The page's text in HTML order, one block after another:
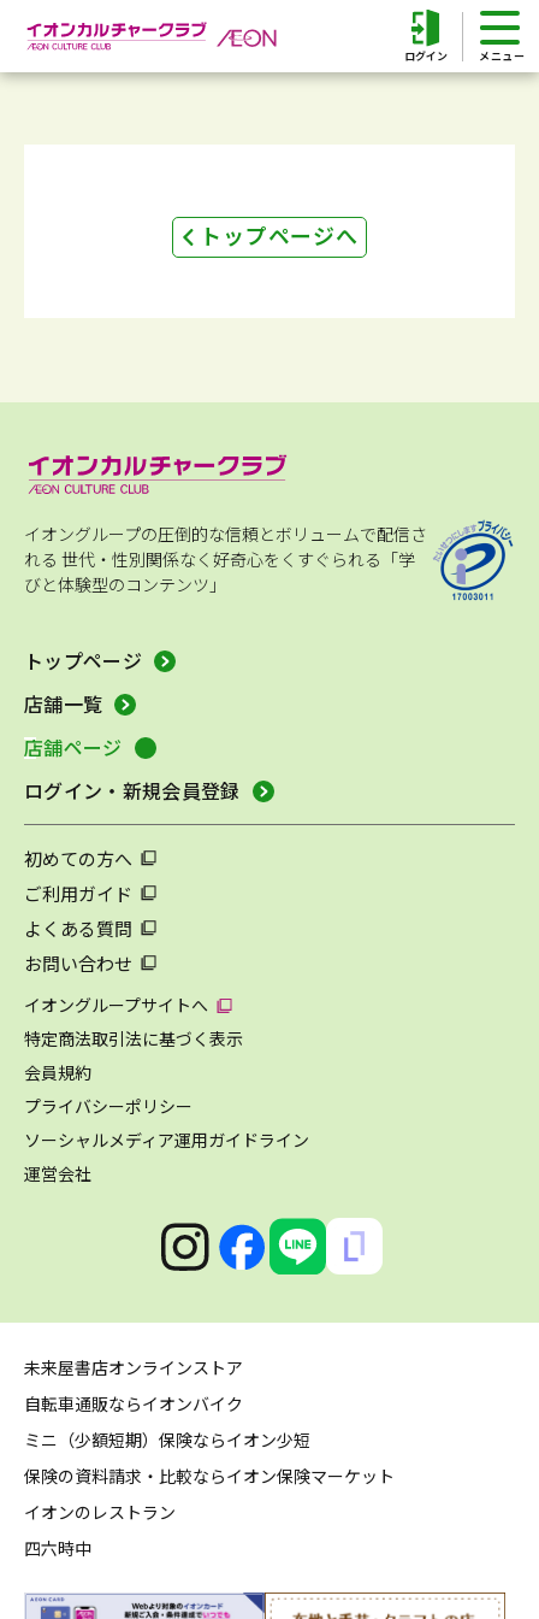
ログイン
トップページへ
イオングループの圧倒的な信頼とボリュームで配信さ
れる 世代・性別関係なく好奇心をくすぐられる「学
びと体験型のコンテンツ」
トップページ
店舗一覧
店舗ページ
ログイン・新規会員登録
初めての方へ
ご利用ガイド
よくある質問
お問い合わせ
イオングループサイトへ
特定商法取引法に基づく表示
会員規約
プライバシーポリシー
ソーシャルメディア運用ガイドライン
運営会社
未来屋書店オンラインストア
自転車通販ならイオンバイク
ミニ（少額短期）保険ならイオン少短
保険の資料請求・比較ならイオン保険マーケット
イオンのレストラン
四六時中